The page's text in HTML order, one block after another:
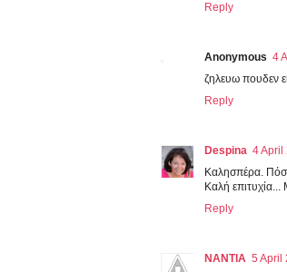
Reply
Anonymous 4
ζηλευω πουδεν
Reply
Despina 4 April
Καλησπέρα. Πόσο
Καλή
Reply
NANTIA 5 April